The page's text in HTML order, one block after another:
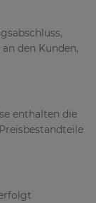
den Kunden,
enthalten die